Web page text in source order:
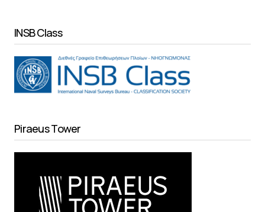
INSB Class
Piraeus Tower